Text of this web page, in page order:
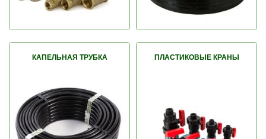
КАПЕЛЬНАЯ ТРУБКА ПЛАСТИКОВЫЕ КРАНЫ